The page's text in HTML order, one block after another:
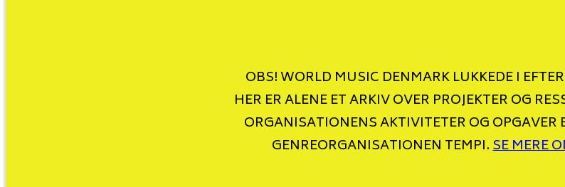
OBS! WORLD MUSIC DENMARK LUKKEDE I
HER ER ALENE ET ARKIV OVER PROJEKTER OG
ORGANISATIONENS AKTIVITETER OG OPGAVER
GENREORGANISATIONEN TEMPI.SE MERE